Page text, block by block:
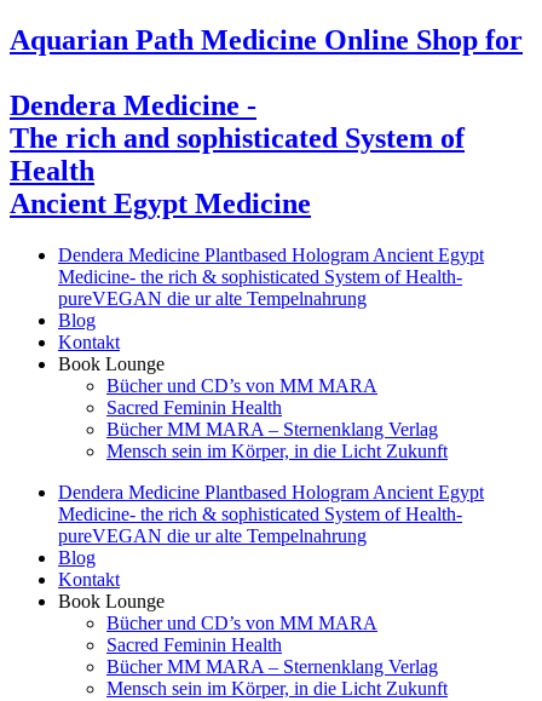
Aquarian Path Medicine Online Shop for
Dendera Medicine -
The rich and sophisticated System of
Health
Ancient Egypt Medicine
Dendera Medicine Plantbased Hologram Ancient Egypt
Medicine- the rich & sophisticated System of Health-
pureVEGAN die ur alte Tempelnahrung
Blog
Kontakt
Book Lounge
Bücher und CD’s von MM MARA
Sacred Feminin Health
Bücher MM MARA – Sternenklang Verlag
Mensch sein im Körper, in die Licht Zukunft
Dendera Medicine Plantbased Hologram Ancient Egypt
Medicine- the rich & sophisticated System of Health-
pureVEGAN die ur alte Tempelnahrung
Blog
Kontakt
Book Lounge
Bücher und CD’s von MM MARA
Sacred Feminin Health
Bücher MM MARA – Sternenklang Verlag
Mensch sein im Körper, in die Licht Zukunft